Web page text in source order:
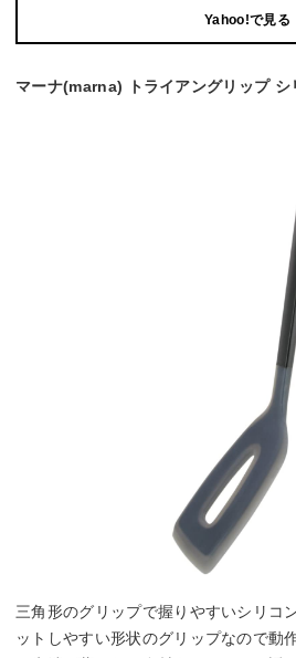
Yahoo!で見る
マーナ(marna) トライアングリップ
三角形のグリップで握りやすいシリコ
ットしやすい形状のグリップなので動